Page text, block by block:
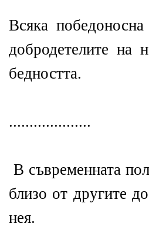
Всяка
добродетелите на
бедността.
....................
В съвременната
близо от другите
нея.